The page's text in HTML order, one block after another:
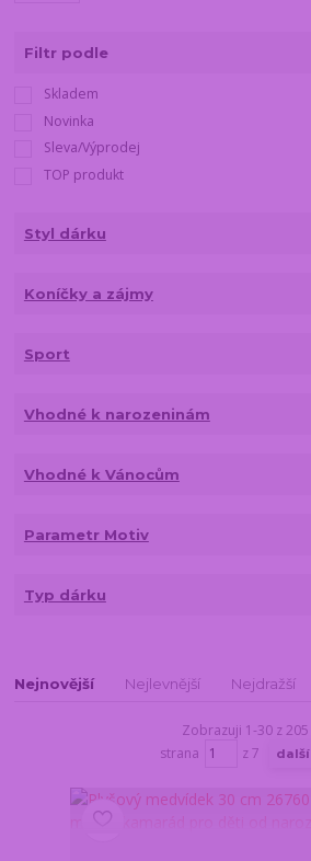
Filtr podle
Skladem
Novinka
Sleva/Výprodej
TOP produkt
Styl dárku
Koníčky a zájmy
Sport
Vhodné k narozeninám
Vhodné k Vánocům
Parametr Motiv
Typ dárku
Nejnovější Nejlevnější Nejdražší
Zobrazuji 1-30 z 205
strana
z 7 další